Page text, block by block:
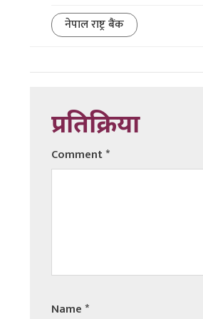
नेपाल राष्ट्र बैंक
प्रतिक्रिया
Comment*
Name*